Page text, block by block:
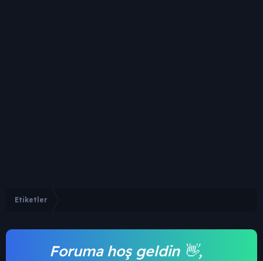
Etiketler
Foruma hoş geldin 👋,